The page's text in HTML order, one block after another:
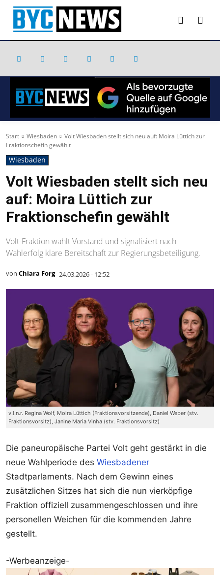
Start Wiesbaden
Volt Wiesbaden stellt sich neu auf: Moira Lüttich zur
Fraktionschefin gewählt
Wiesbaden
Volt Wiesbaden stellt sich neu
auf: Moira Lüttich zur
Fraktionschefin gewählt
Volt-Fraktion wählt Vorstand und signalisiert nach
Wahlerfolg klare Bereitschaft zur Regierungsbeteiligung.
von Chiara Forg 24.03.2026 - 12:52
v.l.n.r. Regina Wolf, Moira Lüttich (Fraktionsvorsitzende), Daniel Weber (stv.
Fraktionsvorsitz), Janine Maria Vinha (stv. Fraktionsvorsitz)
Die paneuropäische Partei Volt geht gestärkt in die
neue Wahlperiode des Wiesbadener
Stadtparlaments. Nach dem Gewinn eines
zusätzlichen Sitzes hat sich die nun vierköpfige
Fraktion offiziell zusammengeschlossen und ihre
personellen Weichen für die kommenden Jahre
gestellt.
-Werbeanzeige-